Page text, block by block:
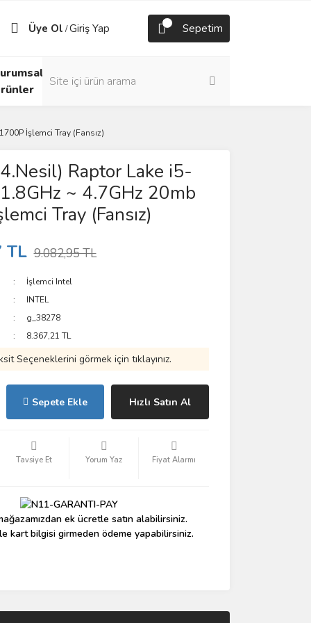
Üye Ol /Giriş Yap Sepetim
İşlemci Tray (Fansız)
Raptor Lake i5-
~ 4.7GHz 20mb
Tray (Fansız)
TL 9.082,95 TL
İşlemci Intel
INTEL
g_38278
8.367,21 TL
Seçeneklerini görmek için tıklayınız.
Sepete Ekle Hızlı Satın Al
Tavsiye Et Yorum Yaz Fiyat Alarmı
ek ücretle satın alabilirsiniz.
kart bilgisi girmeden ödeme yapabilirsiniz.